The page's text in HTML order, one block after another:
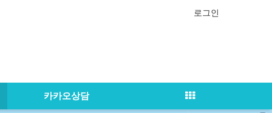
로그인
카카오상담